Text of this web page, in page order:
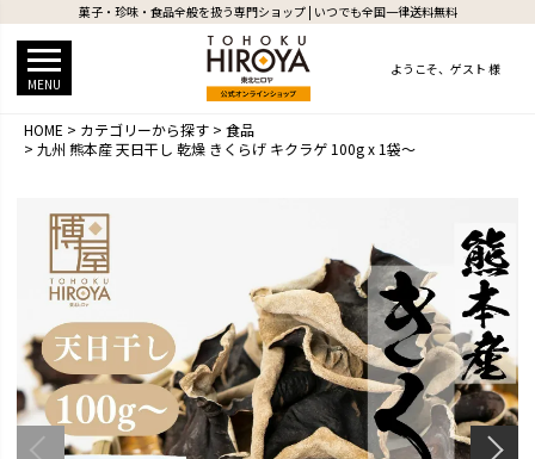
菓子・珍味・食品全般を扱う専門ショップ | いつでも全国一律送料無料
MENU
ようこそ、ゲスト 様
HOME カテゴリーから探す
食品
九州 熊本産 天日干し 乾燥 きくらげ キクラゲ 100g x 1袋～